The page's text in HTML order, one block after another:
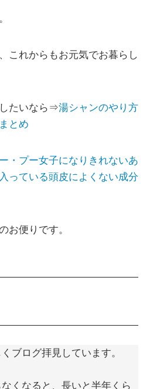
これからもお元気でお暮らし
たいなら⇒湯シャンのやり方
とめ
・プー女子になりきれないあ
っている頭皮によくない成分
お便りです。
ブログ拝見しています。
くなると、長いと半年くら